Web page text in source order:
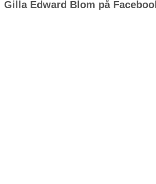
Gilla Edward Blom på